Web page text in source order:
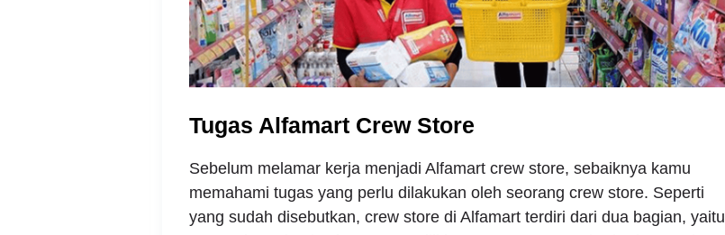
Tugas Alfamart Crew Store
Sebelum melamar kerja menjadi Alfamart crew store, sebaiknya kamu
memahami tugas yang perlu dilakukan oleh seorang crew store. Seperti
yang sudah disebutkan, crew store di Alfamart terdiri dari dua bagian, yaitu